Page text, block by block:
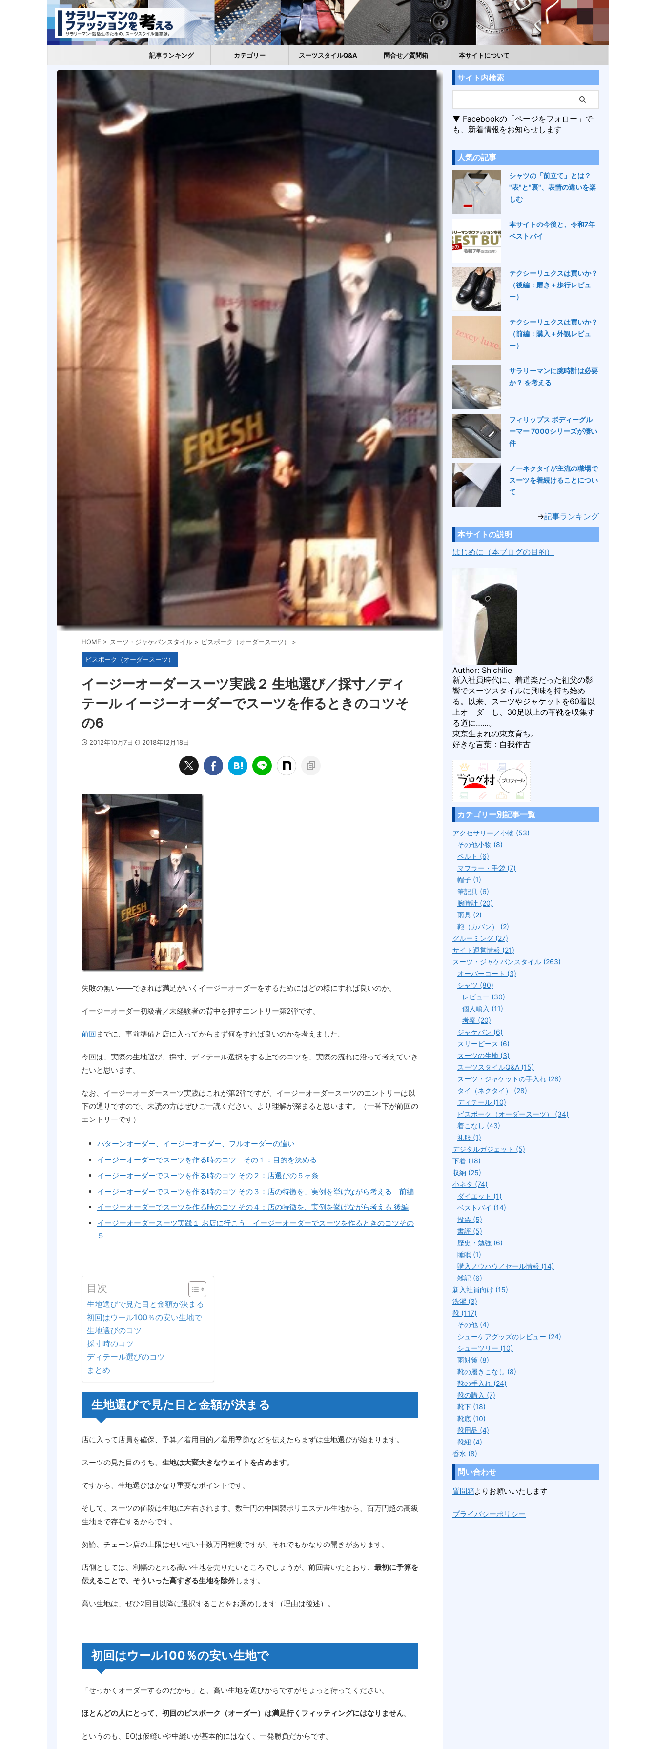
記事ランキング カテゴリー スーツスタイルQ&A 問合せ／質問箱 本サイトについて
HOME > スーツ・ジャケパンスタイル > ビスポーク（オーダースーツ） >
ビスポーク（オーダースーツ）
イージーオーダースーツ実践２ 生地選び／採寸／ディ
テール イージーオーダーでスーツを作るときのコツそ
の6
2012年10月7日 2018年12月18日
失敗の無い――できれば満足がいくイージーオーダーをするためにはどの様にすれば良いのか。
イージーオーダー初級者／未経験者の背中を押すエントリー第2弾です。
前回 までに、事前準備と店に入ってからまず何をすれば良いのかを考えました。
今回は、実際の生地選び、採寸、ディテール選択をする上でのコツを、実際の流れに沿って考えていき
たいと思います。
なお、イージーオーダースーツ実践はこれが第2弾ですが、イージーオーダースーツのエントリーは以
下の通りですので、未読の方はぜひご一読ください。より理解が深まると思います。（一番下が前回の
エントリーです）
パターンオーダー、イージーオーダー、フルオーダーの違い
イージーオーダーでスーツを作る時のコツ その１：目的を決める
イージーオーダーでスーツを作る時のコツ その２：店選びの５ヶ条
イージーオーダーでスーツを作る時のコツ その３：店の特徴を、実例を挙げながら考える 前編
イージーオーダーでスーツを作る時のコツ その４：店の特徴を、実例を挙げながら考える 後編
イージーオーダースーツ実践１ お店に行こう イージーオーダーでスーツを作るときのコツその
５
目次
生地選びで見た目と金額が決まる
初回はウール100％の安い生地で
生地選びのコツ
採寸時のコツ
ディテール選びのコツ
まとめ
生地選びで見た目と金額が決まる
店に入って店員を確保、予算／着用目的／着用季節などを伝えたらまずは生地選びが始まります。
スーツの見た目のうち、 生地は大変大きなウェイトを占めます。
ですから、生地選びはかなり重要なポイントです。
そして、スーツの値段は生地に左右されます。数千円の中国製ポリエステル生地から、百万円超の高級
生地まで存在するからです。
勿論、チェーン店の上限はせいぜい十数万円程度ですが、それでもかなりの開きがあります。
店側としては、利幅のとれる高い生地を売りたいところでしょうが、前回書いたとおり、 最初に予算を
伝えることで、そういった高すぎる生地を除外します。
高い生地は、ぜひ2回目以降に選択することをお薦めします（理由は後述）。
初回はウール100％の安い生地で
「せっかくオーダーするのだから」と、高い生地を選びがちですがちょっと待ってください。
ほとんどの人にとって、初回のビスポーク（オーダー）は満足行くフィッティングにはなりません。
というのも、EOは仮縫いや中縫いが基本的にはなく、一発勝負だからです。
サイト内検索
▼ Facebookの「ページをフォロー」で
も、新着情報をお知らせします
人気の記事
シャツの「前立て」とは？
"表"と"裏"、表情の違いを楽
しむ
本サイトの今後と、令和7年
ベストバイ
テクシーリュクスは買いか？
（後編：磨き＋歩行レビュ
ー）
テクシーリュクスは買いか？
（前編：購入＋外観レビュ
ー）
サラリーマンに腕時計は必要
か？ を考える
フィリップス ボディーグル
ーマー 7000シリーズが凄い
件
ノーネクタイが主流の職場で
スーツを着続けることについ
て
→記事ランキング
本サイトの説明
はじめに（本ブログの目的）
Author: Shichilie
新入社員時代に、着道楽だった祖父の影
響でスーツスタイルに興味を持ち始め
る。以来、スーツやジャケットを60着以
上オーダーし、30足以上の革靴を収集す
る道に……。
東京生まれの東京育ち。
好きな言葉：自我作古
カテゴリー別記事一覧
アクセサリー／小物 (53)
その他小物 (8)
ベルト (6)
マフラー・手袋 (7)
帽子 (1)
筆記具 (6)
腕時計 (20)
雨具 (2)
鞄（カバン） (2)
グルーミング (27)
サイト運営情報 (21)
スーツ・ジャケパンスタイル (263)
オーバーコート (3)
シャツ (80)
レビュー (30)
個人輸入 (11)
考察 (20)
ジャケパン (6)
スリーピース (6)
スーツの生地 (3)
スーツスタイルQ&A (15)
スーツ・ジャケットの手入れ (28)
タイ（ネクタイ） (28)
ディテール (10)
ビスポーク（オーダースーツ） (34)
着こなし (43)
礼服 (1)
デジタルガジェット (5)
下着 (18)
収納 (25)
小ネタ (74)
ダイエット (1)
ベストバイ (14)
投票 (5)
書評 (5)
歴史・勉強 (6)
睡眠 (1)
購入ノウハウ／セール情報 (14)
雑記 (6)
新入社員向け (15)
洗濯 (3)
靴 (117)
その他 (4)
シューケアグッズのレビュー (24)
シューツリー (10)
雨対策 (8)
靴の履きこなし (8)
靴の手入れ (24)
靴の購入 (7)
靴下 (18)
靴底 (10)
靴用品 (4)
靴紐 (4)
香水 (8)
問い合わせ
質問箱よりお願いいたします
プライバシーポリシー